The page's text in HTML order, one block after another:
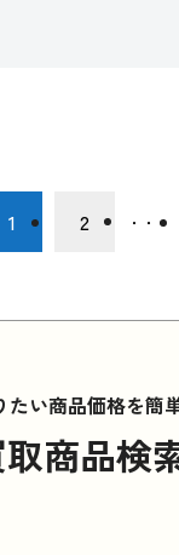
1 2 ・・・
たい商品価格を簡
商品検